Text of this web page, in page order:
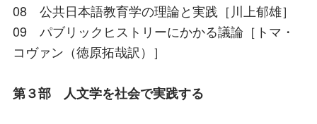
08 公共日本語教育学の理論と実践［川上郁雄］
09 パブリックヒストリーにかかる議論［トマ・
コヴァン（徳原拓哉訳）］
第３部 人文学を社会で実践する